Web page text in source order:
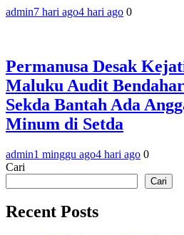
admin7 hari ago4 hari ago 0
Permanusa Desak
Maluku Audit
Sekda Bantah Ada
Minum di Setda
admin1 minggu ago4 hari ago 0
Cari
Cari
Recent Posts